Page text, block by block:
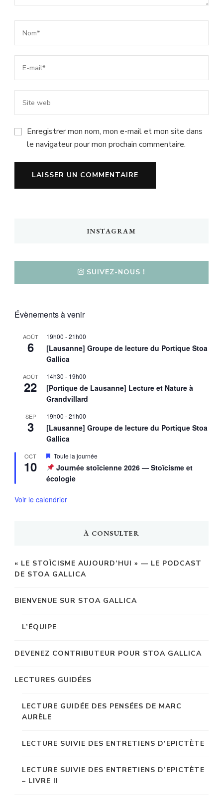
Enregistrer mon nom, mon e-mail et mon site dans
le navigateur pour mon prochain commentaire.
INSTAGRAM
SUIVEZ-NOUS !
Évènements à venir
AOÛT
6
19h00 -21h00
[Lausanne] Groupe de lecture du Portique Stoa
Gallica
AOÛT
22
14h30 - 19h00
[Portique de Lausanne] Lecture et Nature à
Grandvillard
SEP
3
19h00 -21h00
[Lausanne] Groupe de lecture du Portique Stoa
Gallica
OCT
10
Mis
en
avant
Toute la journée
Journée stoïcienne 2026 — Stoïcisme et
écologie
Voir le calendrier
À CONSULTER
« LE STOÏCISME AUJOURD’HUI » — LE PODCAST
DE STOA GALLICA
BIENVENUE SUR STOA GALLICA
L’ÉQUIPE
DEVENEZ CONTRIBUTEUR POUR STOA GALLICA
LECTURES GUIDÉES
LECTURE GUIDÉE DES PENSÉES DE MARC
AURÈLE
LECTURE SUIVIE DES ENTRETIENS D’EPICTÈTE
LECTURE SUIVIE DES ENTRETIENS D’EPICTÈTE
– LIVRE II